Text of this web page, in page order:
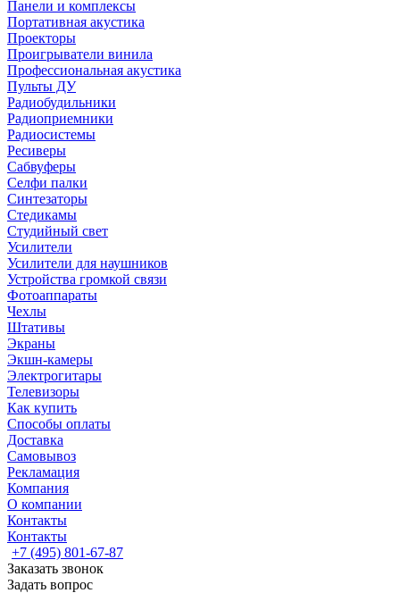
Панели и комплексы
Портативная акустика
Проекторы
Проигрыватели винила
Профессиональная акустика
Пульты ДУ
Радиобудильники
Радиоприемники
Радиосистемы
Ресиверы
Сабвуферы
Селфи палки
Синтезаторы
Стедикамы
Студийный свет
Усилители
Усилители для наушников
Устройства громкой связи
Фотоаппараты
Чехлы
Штативы
Экраны
Экшн-камеры
Электрогитары
Телевизоры
Как купить
Способы оплаты
Доставка
Самовывоз
Рекламация
Компания
О компании
Контакты
Контакты
+7 (495) 801-67-87
Заказать звонок
Задать вопрос